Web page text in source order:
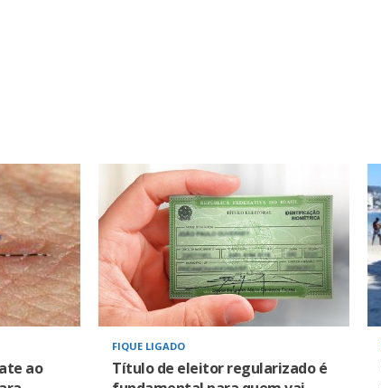
ao
FIQUE LIGADO
Título de eleitor regularizado é